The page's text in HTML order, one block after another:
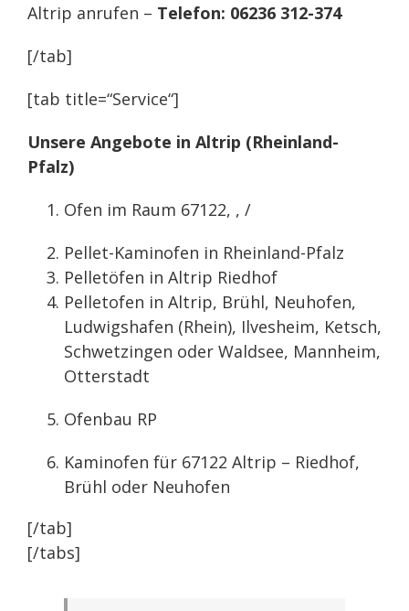
Altrip anrufen – Telefon: 06236 312-374
[/tab]
[tab title=“Service“]
Unsere Angebote in Altrip (Rheinland-
Pfalz)
Ofen im Raum 67122, , /
Pellet-Kaminofen in Rheinland-Pfalz
Pelletöfen in Altrip Riedhof
Pelletofen in Altrip, Brühl, Neuhofen,
Ludwigshafen (Rhein), Ilvesheim, Ketsch,
Schwetzingen oder Waldsee, Mannheim,
Otterstadt
Ofenbau RP
Kaminofen für 67122 Altrip – Riedhof,
Brühl oder Neuhofen
[/tab]
[/tabs]